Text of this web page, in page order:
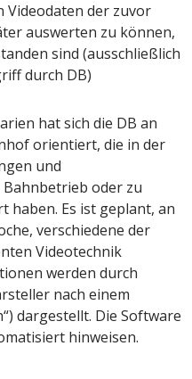
Videodaten der zuvor
auswerten zu können,
sind (ausschließlich
durch DB)
hat sich die DB an
orientiert, die in der
und
oder zu
haben. Es ist geplant, an
verschiedene der
Videotechnik
werden durch
nach einem
dargestellt. Die Software
hinweisen.